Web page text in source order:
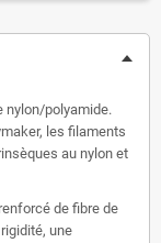
nylon/polyamide.
les filaments
au nylon et
de fibre de
une